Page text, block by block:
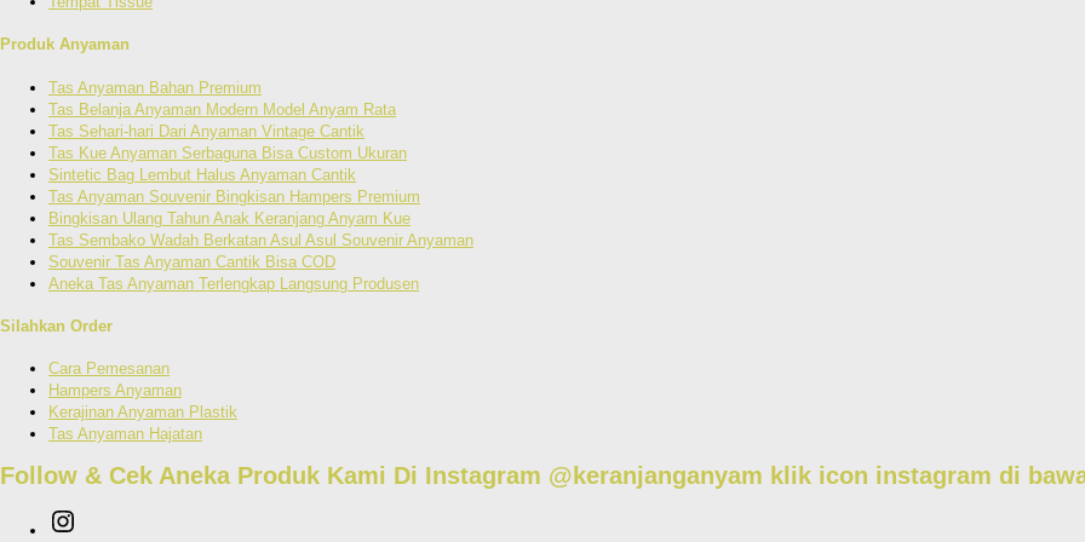
Produk Anyaman
Tas Anyaman Bahan Premium
Tas Belanja Anyaman Modern Model Anyam Rata
Tas Sehari-hari Dari Anyaman Vintage Cantik
Tas Kue Anyaman Serbaguna Bisa Custom Ukuran
Sintetic Bag Lembut Halus Anyaman Cantik
Tas Anyaman Souvenir Bingkisan Hampers Premium
Bingkisan Ulang Tahun Anak Keranjang Anyam Kue
Tas Sembako Wadah Berkatan Asul Asul Souvenir Anyaman
Souvenir Tas Anyaman Cantik Bisa COD
Aneka Tas Anyaman Terlengkap Langsung Produsen
Silahkan Order
Cara Pemesanan
Hampers Anyaman
Kerajinan Anyaman Plastik
Tas Anyaman Hajatan
Follow & Cek Aneka Produk Kami Di Instagram @keranjanganyam klik icon instagram di